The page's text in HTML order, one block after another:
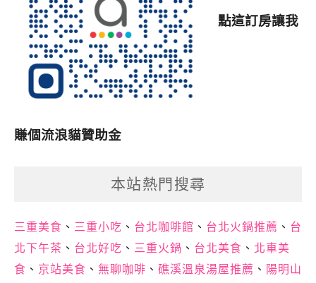
點這訂房讓我
賺個流浪貓贊助金
本站熱門搜尋
三重美食 、 三重小吃 、 台北咖啡館 、 台北火鍋推薦 、 台
北下午茶 、 台北好吃 、 三重火鍋 、 台北美食 、 北車美
食 、 京站美食 、 無聊咖啡 、 礁溪溫泉湯屋推薦 、 陽明山